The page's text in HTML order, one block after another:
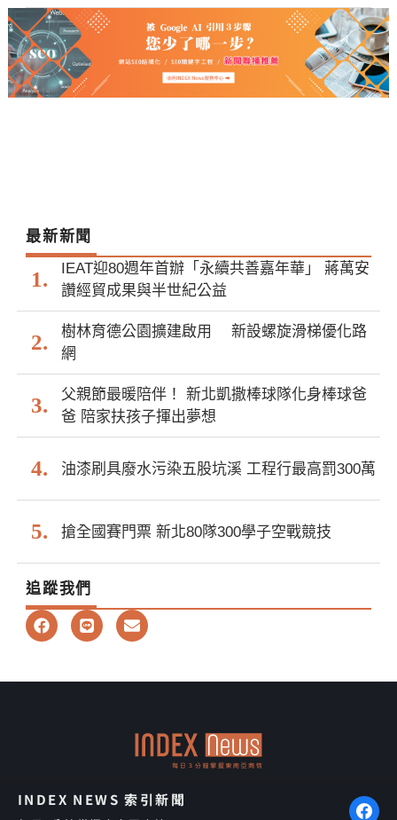
最新新聞
IEAT迎80週年首辦「永續共善嘉年華」 蔣萬安
讚經貿成果與半世紀公益
樹林育德公園擴建啟用 新設螺旋滑梯優化路
網
父親節最暖陪伴！ 新北凱撒棒球隊化身棒球爸
爸 陪家扶孩子揮出夢想
油漆刷具廢水污染五股坑溪 工程行最高罰300萬
搶全國賽門票 新北80隊300學子空戰競技
追蹤我們
F
a
b
L
i
E
n
l
e
INDEX NEWS 索引新聞